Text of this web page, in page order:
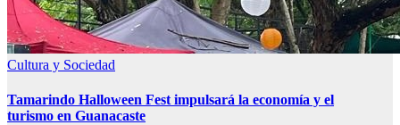
Cultura y Sociedad
Tamarindo Halloween Fest impulsará la economía y el
turismo en Guanacaste